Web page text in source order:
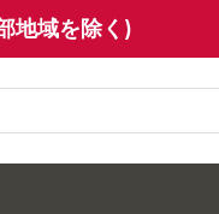
地域を除く)